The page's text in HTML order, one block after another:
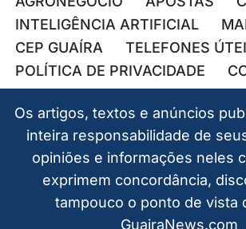
INTELIGÊNCIA ARTIFICIAL
CEP GUAÍRA
TELEFONES
POLÍTICA DE PRIVACIDADE
Os artigos, textos e anúncios
inteira responsabilidade de
opiniões e informações neles
exprimem concordância,
tampouco o ponto de vista
GuairaNews.com